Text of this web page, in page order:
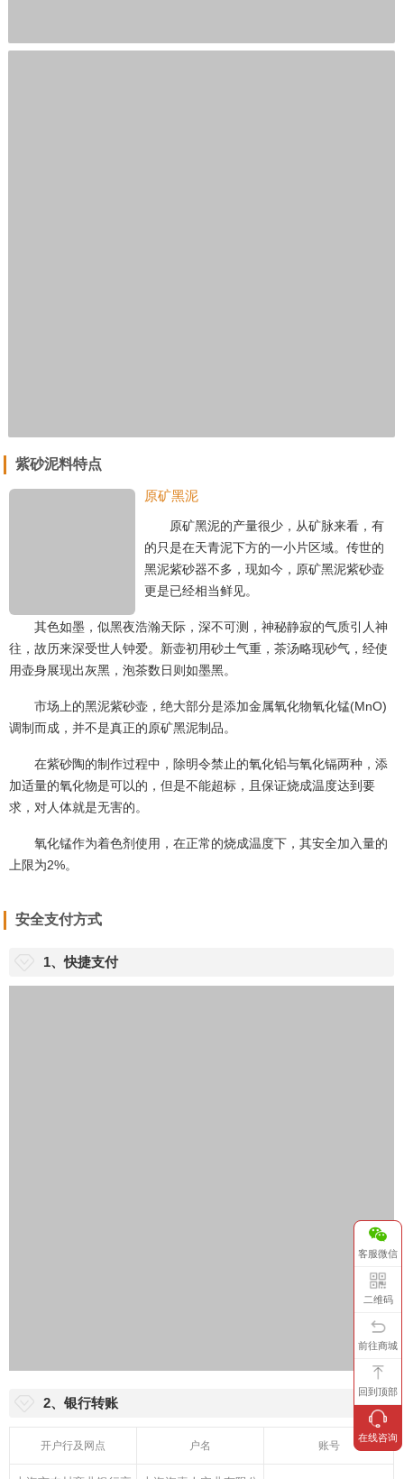
紫砂泥料特点
原矿黑泥
原矿黑泥的产量很少，从矿脉来看，有
的只是在天青泥下方的一小片区域。传世的
黑泥紫砂器不多，现如今，原矿黑泥紫砂壶
更是已经相当鲜见。
其色如墨，似黑夜浩瀚天际，深不可测，神秘静寂的气质引人神
往，故历来深受世人钟爱。新壶初用砂土气重，茶汤略现砂气，经使
用壶身展现出灰黑，泡茶数日则如墨黑。
市场上的黑泥紫砂壶，绝大部分是添加金属氧化物氧化锰(MnO)
调制而成，并不是真正的原矿黑泥制品。
在紫砂陶的制作过程中，除明令禁止的氧化铅与氧化镉两种，添
加适量的氧化物是可以的，但是不能超标，且保证烧成温度达到要
求，对人体就是无害的。
氧化锰作为着色剂使用，在正常的烧成温度下，其安全加入量的
上限为2%。
安全支付方式
1、快捷支付
2、银行转账
开户行及网点 户名 账号
客服微信
二维码
前往商城
回到顶部
在线咨询